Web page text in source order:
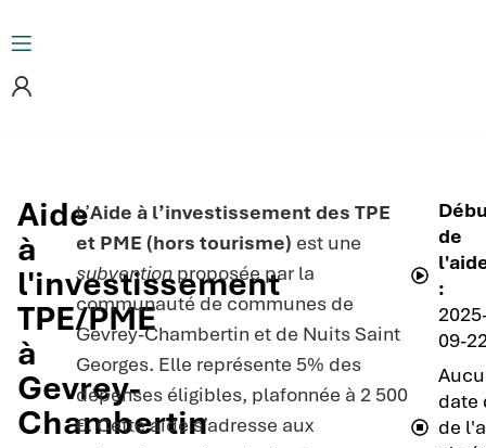
Aide
à
l'investissement
TPE/PME
à
Gevrey-
Chambertin
L’Aide à l’investissement des TPE
et PME (hors tourisme) est une
subvention proposée par la
communauté de communes de
Gevrey-Chambertin et de Nuits Saint
Georges. Elle représente 5% des
dépenses éligibles, plafonnée à 2 500
€. Cette aide s’adresse aux
de
:
09-
date
de